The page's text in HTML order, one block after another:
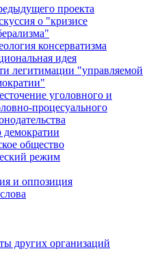
проекта
о "кризисе
консерватизма
идея
легитимации "управляемой
уголовного и
процесуального
демократии
общество
режим
и оппозиция
других организаций